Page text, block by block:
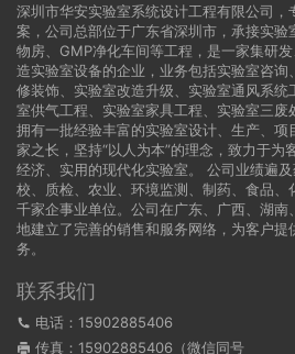
深圳市华安实验室系统设计工程有限公司
案，公司总部位于广东省深圳市，承接实验
物房、GMP净化车间等工程，是一家集研
造实验室设备的企业，业务包括实验室咨询
修装饰、实验室改造升级、实验室通风系统
室供气工程、实验室家具工程、实验室三废
拥有一批经验丰富的实验室设计、生产、
家之长，坚持“以人为本”的理念，致力于为
经济、实用的现代化实验室。 公司业绩遍
校、质检、农业、环境监测、制药、食品、
千家企事业单位。公司在广东、广西、湖
地建立了完善的销售和服务网络，为客户提
务。
联系我们
电话：15902885406
传真：15902885406（微信同号